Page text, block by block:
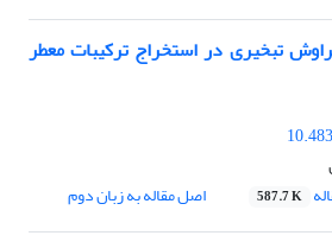
تبخیری در استخراج ترکیبات معطر
587.7 K اصل مقاله به زبان دوم